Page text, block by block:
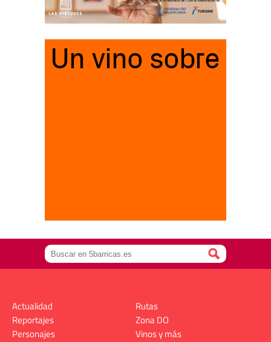
Actualidad
Reportajes
Personajes
Rutas
Zona DO
Vinos y más